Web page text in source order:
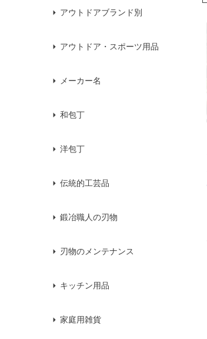
アウトドアブランド別
アウトドア・スポーツ用品
メーカー名
和包丁
洋包丁
伝統的工芸品
鍛冶職人の刃物
刃物のメンテナンス
キッチン用品
家庭用雑貨